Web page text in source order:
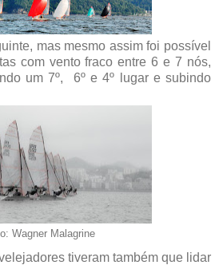
mas mesmo assim foi possível
com vento fraco entre 6 e 7 nós,
um 7º, 6º e 4º lugar e subindo
Wagner Malagrine
tiveram também que lidar